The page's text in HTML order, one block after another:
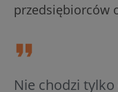
przedsiębiorców
Nie chodzi tylko